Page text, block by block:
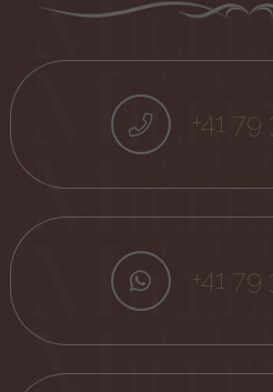
+41
+41